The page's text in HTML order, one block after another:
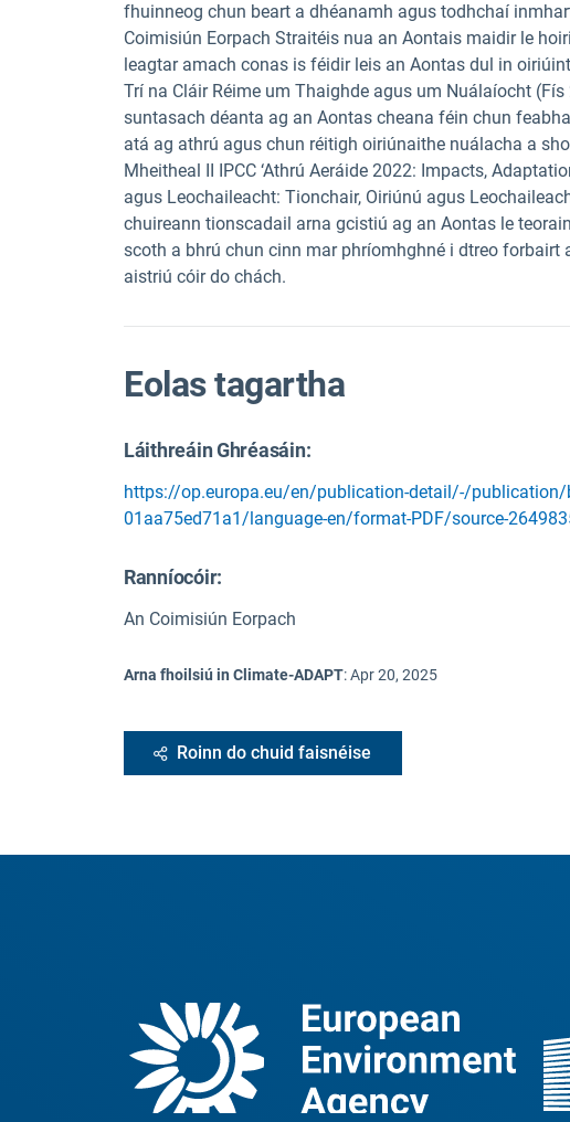
fhuinneog chun beart a dhéanamh agus todhchaí
Coimisiún Eorpach Straitéis nua an Aontais maidir le
leagtar amach conas is féidir leis an Aontas dul in
Trí na Cláir Réime um Thaighde agus um Nuálaíocht
suntasach déanta ag an Aontas cheana féin chun
atá ag athrú agus chun réitigh oiriúnaithe nuálacha a
Mheitheal II IPCC ‘Athrú Aeráide 2022: Impacts,
agus Leochaileacht: Tionchair, Oiriúnú agus
chuireann tionscadail arna gcistiú ag an Aontas le
scoth a bhrú chun cinn mar phríomhghné i dtreo
aistriú cóir do chách.
Eolas tagartha
Láithreáin Ghréasáin:
https://op.europa.eu/en/publication-detail/-/publication/
01aa75ed71a1/language-en/format-PDF/source-
Ranníocóir:
An Coimisiún Eorpach
Arna fhoilsiú in Climate-ADAPT:Apr 20, 2025
Roinn do chuid faisnéise